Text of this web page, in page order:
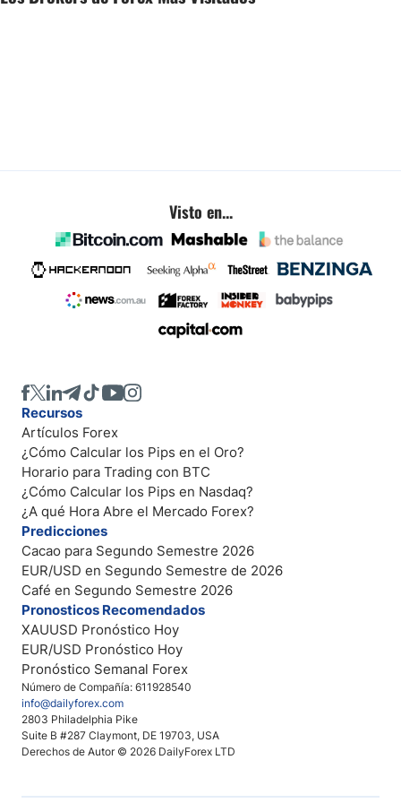
Visto en...
Número de Compañía: 611928540
info@dailyforex.com
2803 Philadelphia Pike
Suite B #287 Claymont, DE 19703, USA
Derechos de Autor © 2026 DailyForex LTD
Recursos
Artículos Forex
¿Cómo Calcular los Pips en el Oro?
Horario para Trading con BTC
¿Cómo Calcular los Pips en Nasdaq?
¿A qué Hora Abre el Mercado Forex?
Predicciones
Cacao para Segundo Semestre 2026
EUR/USD en Segundo Semestre de 2026
Café en Segundo Semestre 2026
Pronosticos Recomendados
XAUUSD Pronóstico Hoy
EUR/USD Pronóstico Hoy
Pronóstico Semanal Forex